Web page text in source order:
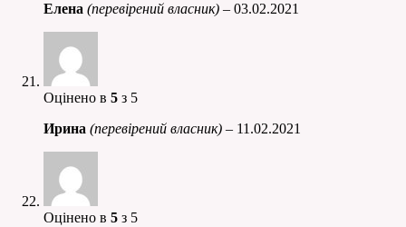
Елена (перевірений власник) – 03.02.2021
Оцінено в 5 з 5
Ирина (перевірений власник) – 11.02.2021
Оцінено в 5 з 5